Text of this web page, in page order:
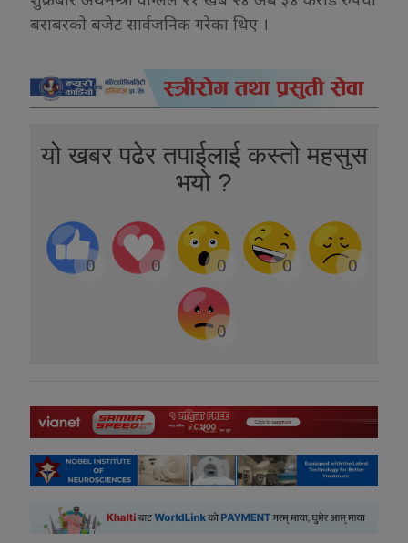
बराबरको बजेट सार्वजनिक गरेका थिए ।
यो खबर पढेर तपाईलाई कस्तो महसुस
भयो ?
0 0 0 0 0
0